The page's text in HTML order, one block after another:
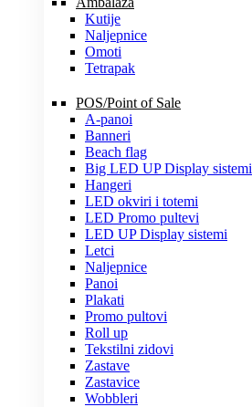
Kutije
Naljepnice
Omoti
Tetrapak
POS/Point of Sale
A-panoi
Banneri
Beach flag
Big LED UP Display sistemi
Hangeri
LED okviri i totemi
LED Promo pultevi
LED UP Display sistemi
Letci
Naljepnice
Panoi
Plakati
Promo pultovi
Roll up
Tekstilni zidovi
Zastave
Zastavice
Wobbleri